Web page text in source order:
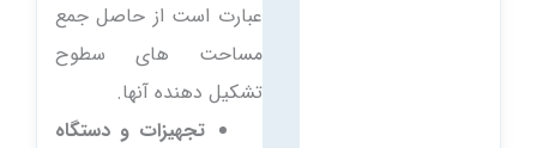
عبارت است از حاصل جمع
مساحت های سطوح
تشکیل دهنده آنها.
تجهیزات و دستگاه